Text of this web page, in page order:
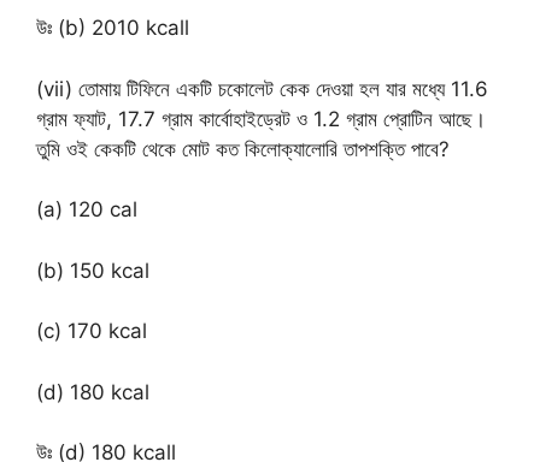
উঃ (b) 2010 kcall
(vii) তোমায় টিফিনে একটি চকোলেট কেক দেওয়া হল যার মধ্যে 11.6
গ্রাম ফ্যাট, 17.7 গ্রাম কার্বোহাইড্রেট ও 1.2 গ্রাম প্রোটিন আছে।
তুমি ওই কেকটি থেকে মোট কত কিলোক্যালোরি তাপশক্তি পাবে?
(a) 120 cal
(b) 150 kcal
(c) 170 kcal
(d) 180 kcal
উঃ (d) 180 kcall